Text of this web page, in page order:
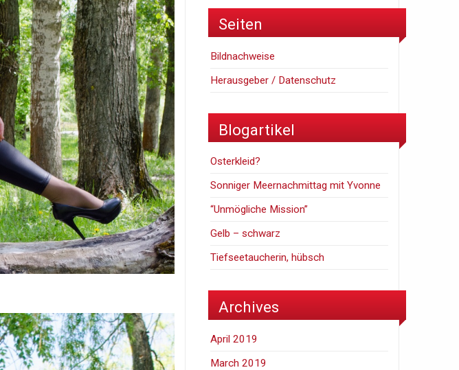
Seiten
Bildnachweise
Herausgeber / Datenschutz
Blogartikel
Osterkleid?
Sonniger Meernachmittag mit Yvonne
“Unmögliche Mission”
Gelb – schwarz
Tiefseetaucherin, hübsch
Archives
April 2019
March 2019